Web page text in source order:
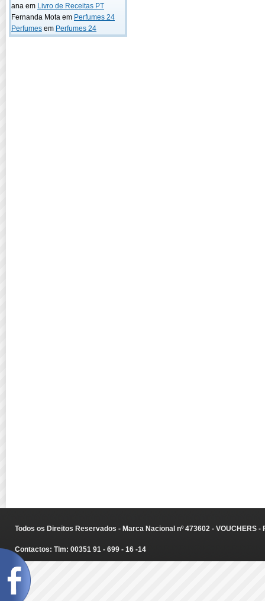
ana em Livro de Receitas PT
Fernanda Mota em Perfumes 24
Perfumes em Perfumes 24
Todos os Direitos Reservados - Marca Nacional nº 473602 - VOUCHERS
Contactos: Tlm: 00351 91 - 699 - 16 -14